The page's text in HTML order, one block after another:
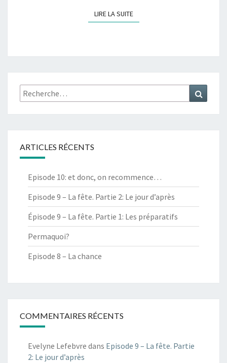
LIRE LA SUITELIRE LA SUITE
Rechercher :
ARTICLES RÉCENTS
Episode 10: et donc, on recommence…
Episode 9 – La fête. Partie 2: Le jour d’après
Épisode 9 – La fête. Partie 1: Les préparatifs
Permaquoi?
Episode 8 – La chance
COMMENTAIRES RÉCENTS
Evelyne Lefebvre dans Episode 9 – La fête. Partie
2: Le jour d’après